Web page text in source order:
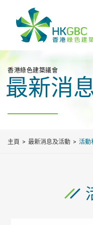
香港綠色建築議會
最新消
主頁 最新消息及活動 活動